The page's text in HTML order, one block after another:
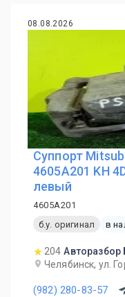
08.08.2026
Суппорт
4605A201 KH
левый
4605A201
б.у. оригинал
в
204 Авторазбор
Челябинск, ул.
(982) 280-83-57